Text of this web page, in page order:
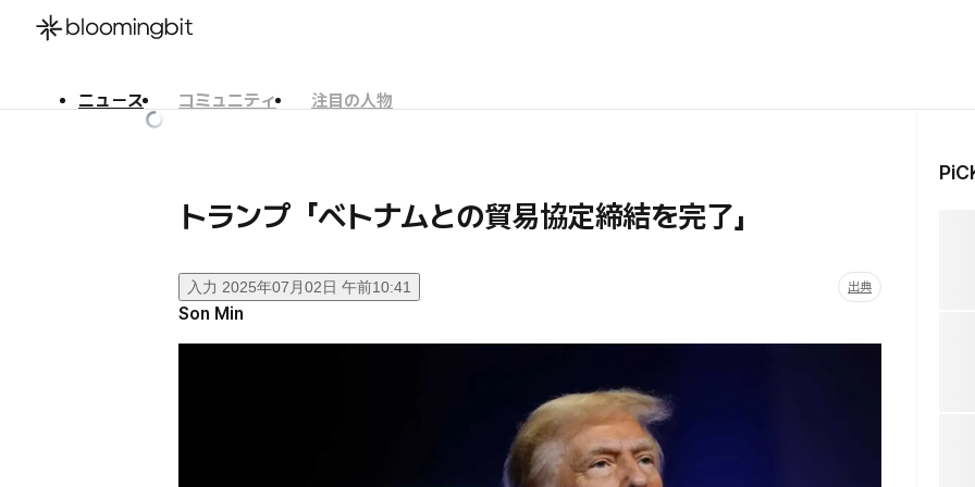
ニュース コミュニティ
注目の人物
トランプ「ベトナムとの貿易協定締結を完了」
入力 2025年07月02日 午前10:41 出典
Son Min